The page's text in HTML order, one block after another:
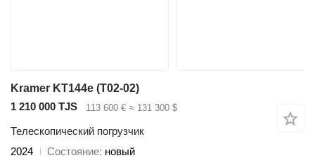
Kramer KT144e (T02-02)
1 210 000 TJS
113 600 € ≈ 131 300 $
Телескопический погрузчик
2024
Состояние новый